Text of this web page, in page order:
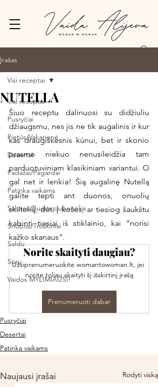
Įrašas
Visi receptai
Pusryčiai
Pietūs/Vakarienė
Desertai
Padažai/Pagardai
Patinka vaikams
Salotos/Budos dubenėliai
Sriubos/Troškiniai
Saldu
Sūru
Vaidos MYLIMIAUSI!
Visi receptai
NUTELLA
Šiuo receptu dalinuosi su didžiuliu
džiaugsmu, nes jis ne tik augalinis ir kur
kas draugiškesnis kūnui, bet ir skonio
prasme niekuo nenusileidžia tam
parduotuviniam klasikiniam variantui. O
gal net ir lenkia! Šią augalinę Nutellą
galite tepti ant duonos, onuolių
skiltelių, dėti į košes, ar tiesiog šaukštu
kabinti tiesiai iš stiklainio, kai “norisi
kažko skanaus”.
Norite skaityti daugiau?
Užsiprenumeruokite womantowoman.lt, jei
norite toliau skaityti šį išskirtinį įrašą
Prenumeruoti dabar
Pusryčiai
Desertai
Patinka vaikams
Naujausi įrašai Rodyti viską